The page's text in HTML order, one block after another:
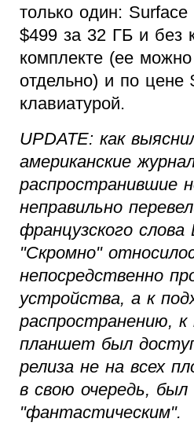
только один:
$499 за 32 ГБ и без
комплекте (ее можно
отдельно) и по цене
клавиатурой.
UPDATE: как
американские
распространившие
неправильно
французского слова
"Скромно"
непосредственно
устройства, а к
распространению,
планшет был
релиза не на всех
в свою очередь, был
"фантастическим".